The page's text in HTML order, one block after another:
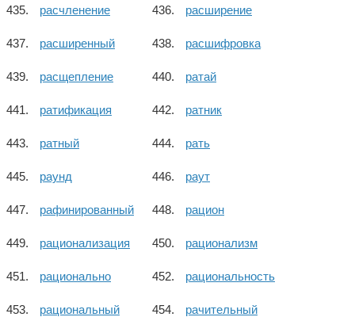
расчленение расширение
расширенный расшифровка
расщепление ратай
ратификация ратник
ратный рать
раунд раут
рафинированный рацион
рационализация рационализм
рационально рациональность
рациональный рачительный